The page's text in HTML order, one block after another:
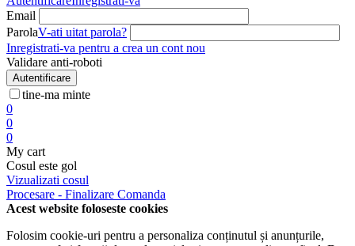
Email
ParolaV-ati uitat parola?
Inregistrati-va pentru a crea un cont nou
Validare anti-roboti
Autentificare
tine-ma minte
0
0
0
My cart
Cosul este gol
Vizualizati cosul
Procesare - Finalizare Comanda
Acest website foloseste cookies
Folosim cookie-uri pentru a personaliza conținutul și anunțurile,